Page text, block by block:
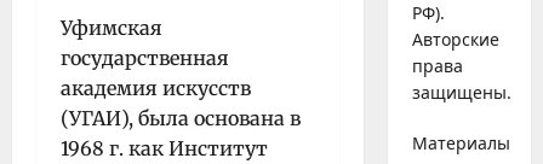
Уфимская
государственная
академия искусств
(УГАИ), была основана в
1968 г. как Институт
РФ).
Авторские
права
защищены.
Материалы